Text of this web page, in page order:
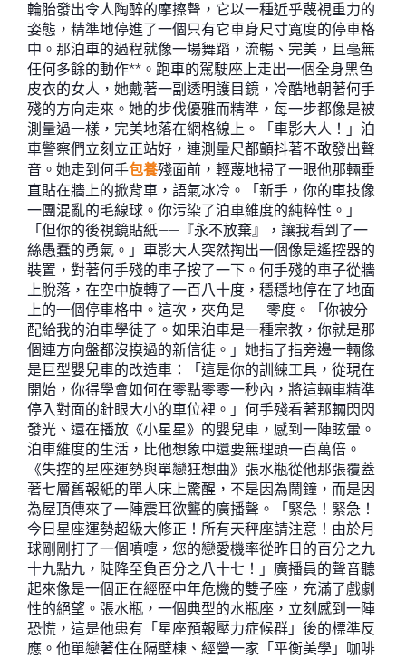
輪胎發出令人陶醉的摩擦聲，它以一種近乎蔑視重力的
姿態，精準地停進了一個只有它車身尺寸寬度的停車格
中。那泊車的過程就像一場舞蹈，流暢、完美，且毫無
任何多餘的動作**。跑車的駕駛座上走出一個全身黑色
皮衣的女人，她戴著一副透明護目鏡，冷酷地朝著何手
殘的方向走來。她的步伐優雅而精準，每一步都像是被
測量過一樣，完美地落在網格線上。「車影大人！」泊
車警察們立刻立正站好，連測量尺都顫抖著不敢發出聲
音。她走到何手包養殘面前，輕蔑地掃了一眼他那輛垂
直貼在牆上的掀背車，語氣冰冷。「新手，你的車技像
一團混亂的毛線球。你污染了泊車維度的純粹性。」
「但你的後視鏡貼紙——『永不放棄』，讓我看到了一
絲愚蠢的勇氣。」車影大人突然掏出一個像是遙控器的
裝置，對著何手殘的車子按了一下。何手殘的車子從牆
上脫落，在空中旋轉了一百八十度，穩穩地停在了地面
上的一個停車格中。這次，夾角是——零度。「你被分
配給我的泊車學徒了。如果泊車是一種宗教，你就是那
個連方向盤都沒摸過的新信徒。」她指了指旁邊一輛像
是巨型嬰兒車的改造車：「這是你的訓練工具，從現在
開始，你得學會如何在零點零零一秒內，將這輛車精準
停入對面的針眼大小的車位裡。」何手殘看著那輛閃閃
發光、還在播放《小星星》的嬰兒車，感到一陣眩暈。
泊車維度的生活，比他想象中還要無理頭一百萬倍。
《失控的星座運勢與單戀狂想曲》張水瓶從他那張覆蓋
著七層舊報紙的單人床上驚醒，不是因為鬧鐘，而是因
為屋頂傳來了一陣震耳欲聾的廣播聲。「緊急！緊急！
今日星座運勢超級大修正！所有天秤座請注意！由於月
球剛剛打了一個噴嚏，您的戀愛機率從昨日的百分之九
十九點九，陡降至負百分之八十七！」廣播員的聲音聽
起來像是一個正在經歷中年危機的雙子座，充滿了戲劇
性的絕望。張水瓶，一個典型的水瓶座，立刻感到一陣
恐慌，這是他患有「星座預報壓力症候群」後的標準反
應。他單戀著住在隔壁棟、經營一家「平衡美學」咖啡